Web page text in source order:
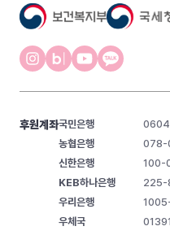
후원계좌국민은행
농협은행
078-
신한은행
100-
KEB하나은행
225-
우리은행
우체국